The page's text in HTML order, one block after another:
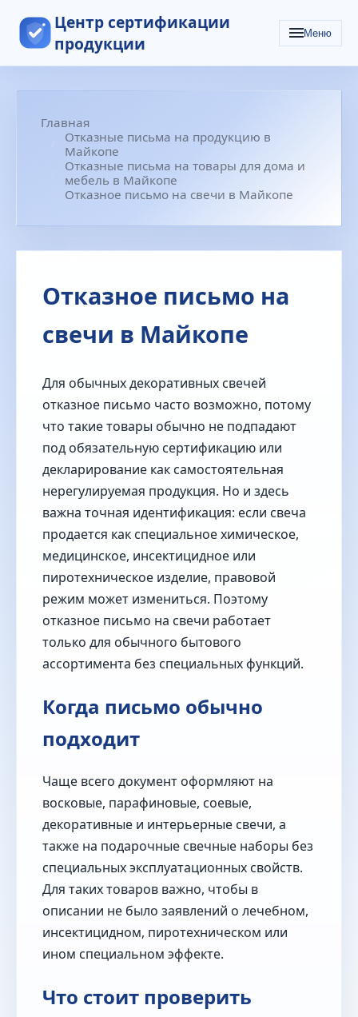
Центр сертификации
продукции
Меню
Главная
Отказные письма на продукцию в
Майкопе
Отказные письма на товары для дома и
мебель в Майкопе
Отказное письмо на свечи в Майкопе
Отказное письмо на
свечи в Майкопе
Для обычных декоративных свечей
отказное письмо часто возможно, потому
что такие товары обычно не подпадают
под обязательную сертификацию или
декларирование как самостоятельная
нерегулируемая продукция. Но и здесь
важна точная идентификация: если свеча
продается как специальное химическое,
медицинское, инсектицидное или
пиротехническое изделие, правовой
режим может измениться. Поэтому
отказное письмо на свечи работает
только для обычного бытового
ассортимента без специальных функций.
Когда письмо обычно
подходит
Чаще всего документ оформляют на
восковые, парафиновые, соевые,
декоративные и интерьерные свечи, а
также на подарочные свечные наборы без
специальных эксплуатационных свойств.
Для таких товаров важно, чтобы в
описании не было заявлений о лечебном,
инсектицидном, пиротехническом или
ином специальном эффекте.
Что стоит проверить